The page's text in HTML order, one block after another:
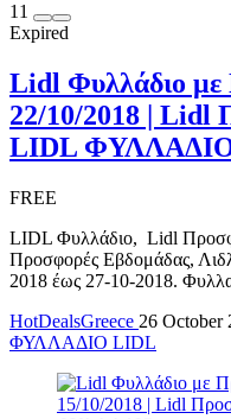
11
Expired
Lidl Φυλλάδιο
22/10/2018 | Lidl
LIDL
FREE
LIDL Φυλλάδιο, Lidl
Προσφορές Εβδομάδας,
2018 έως 27-10-2018.
HotDealsGreece 26 October
ΦΥΛΛΑΔΙΟ LIDL